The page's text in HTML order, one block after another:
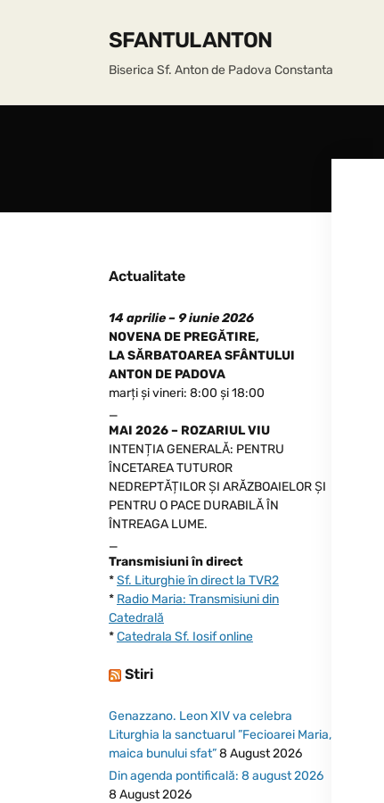
SFANTUL ANTON
Biserica Sf. Anton de Padova Constanta
Actualitate
14 aprilie – 9 iunie 2026
NOVENA DE PREGĂTIRE,
LA SĂRBATOAREA SFÂNTULUI
ANTON DE PADOVA
marți și vineri: 8:00 și 18:00
_
MAI 2026 – ROZARIUL VIU
INTENȚIA GENERALĂ: PENTRU
ÎNCETAREA TUTUROR
NEDREPTĂȚILOR ȘI ARĂZBOAIELOR ȘI
PENTRU O PACE DURABILĂ ÎN
ÎNTREAGA LUME.
_
Transmisiuni în direct
*Sf. Liturghie în direct la TVR2
* Radio Maria: Transmisiuni din
Catedrală
*Catedrala Sf. Iosif online
Stiri
Genazzano. Leon XIV va celebra
Liturghia la sanctuarul ”Fecioarei Maria,
maica bunului sfat”8 August 2026
Din agenda pontificală: 8 august 2026
8 August 2026